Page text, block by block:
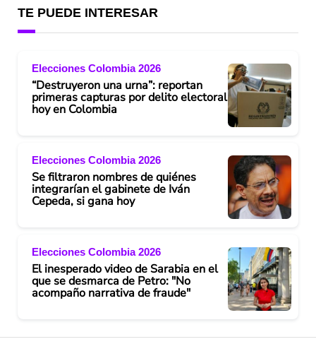
TE PUEDE INTERESAR
Elecciones Colombia 2026
“Destruyeron una urna”: reportan
primeras capturas por delito electoral
hoy en Colombia
Elecciones Colombia 2026
Se filtraron nombres de quiénes
integrarían el gabinete de Iván
Cepeda, si gana hoy
Elecciones Colombia 2026
El inesperado video de Sarabia en el
que se desmarca de Petro: "No
acompaño narrativa de fraude"